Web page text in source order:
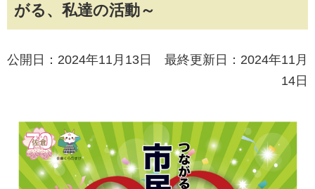
がる、私達の活動～
公開日：2024年11月13日 最終更新日：2024年11月
14日